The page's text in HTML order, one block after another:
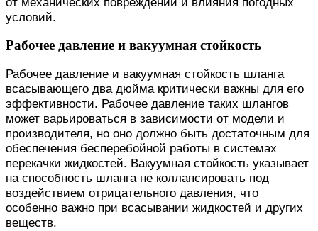
условий.
Рабочее давление и вакуумная стойкость
Рабочее давление и вакуумная стойкость шланга
всасывающего два дюйма критически важны для его
эффективности. Рабочее давление таких шлангов
может варьироваться в зависимости от модели и
производителя, но оно должно быть достаточным для
обеспечения бесперебойной работы в системах
перекачки жидкостей. Вакуумная стойкость указывает
на способность шланга не коллапсировать под
воздействием отрицательного давления, что
особенно важно при всасывании жидкостей и других
веществ.